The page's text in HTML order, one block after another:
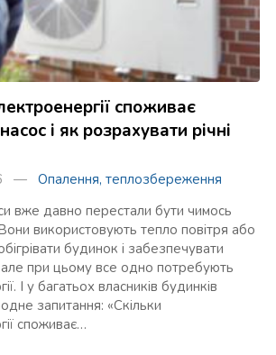
споживає
і як розрахувати річні
— Опалення, теплозбереження
вже давно перестали бути чимось
використовують тепло повітря або
будинок і забезпечувати
при цьому все одно потребують
І у багатьох власників будинків
запитання: «Скільки
споживає…